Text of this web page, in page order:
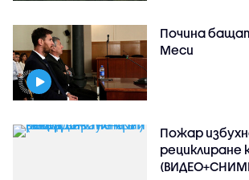
Почина
Меси
Пожар
рециклиране